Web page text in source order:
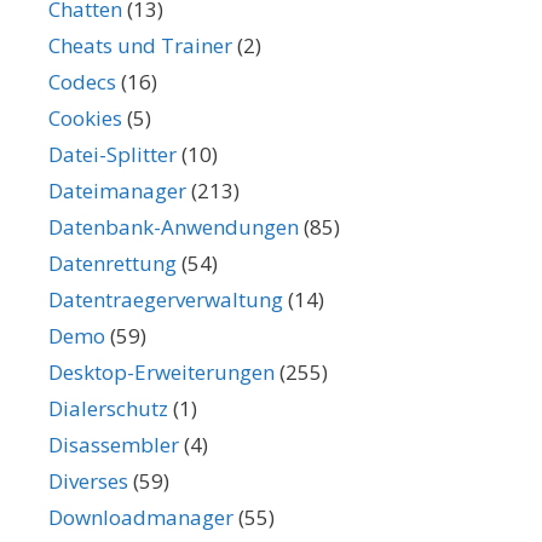
Chatten(13)
Cheats und Trainer(2)
Codecs (16)
Cookies (5)
Datei-Splitter(10)
Dateimanager(213)
Datenbank-Anwendungen(85)
Datenrettung(54)
Datentraegerverwaltung(14)
Demo (59)
Desktop-Erweiterungen(255)
Dialerschutz (1)
Disassembler(4)
Diverses (59)
Downloadmanager(55)